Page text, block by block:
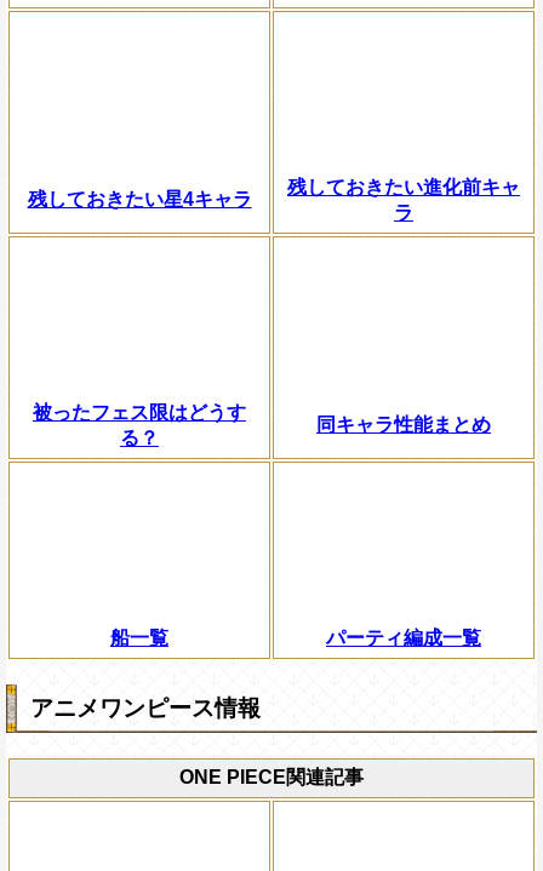
残しておきたい星4キャラ
残しておきたい進化前キャ
ラ
被ったフェス限はどうす
る？
同キャラ性能まとめ
船一覧 パーティ編成一覧
アニメワンピース情報
ONE PIECE関連記事